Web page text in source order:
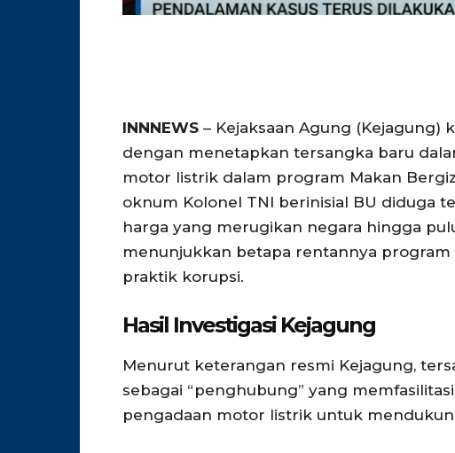
INNNEWS – Kejaksaan Agung
dengan menetapkan tersangka baru
motor listrik dalam program Makan
oknum Kolonel TNI berinisial BU diduga
harga yang merugikan negara hingga
menunjukkan betapa rentannya
praktik korupsi.
Hasil Investigasi Kejagung
Menurut keterangan resmi Kejagung,
sebagai “penghubung” yang
pengadaan motor listrik untuk